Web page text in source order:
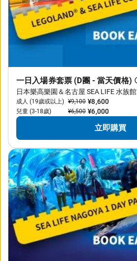
一日入場券套票 (D團 - 當天價格)
日本樂高樂園＆名古屋 SEA LIFE 水族館
成人 (19歲或以上) ¥9,100 ¥8,600
兒童 (3-18歲) ¥6,500 ¥6,000
立即購買